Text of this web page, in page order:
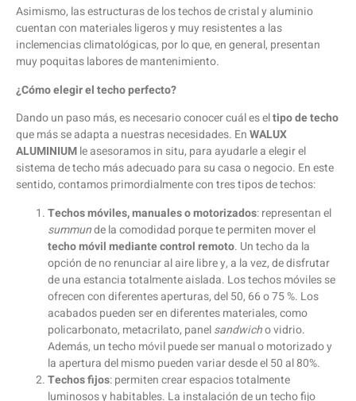
Asimismo, las estructuras de los techos de cristal y aluminio
cuentan con materiales ligeros y muy resistentes a las
inclemencias climatológicas, por lo que, en general, presentan
muy poquitas labores de mantenimiento.
¿Cómo elegir el techo perfecto?
Dando un paso más, es necesario conocer cuál es eltipo de techo
que más se adapta a nuestras necesidades. EnWALUX
ALUMINIUMle asesoramos in situ, para ayudarle a elegir el
sistema de techo más adecuado para su casa o negocio. En este
sentido, contamos primordialmente con tres tipos de techos:
Techos móviles, manuales o motorizados: representan el
summunde la comodidad porque te permiten mover el
techo móvil mediante control remoto. Un techo da la
opción de no renunciar al aire libre y, a la vez, de disfrutar
de una estancia totalmente aislada. Los techos móviles se
ofrecen con diferentes aperturas, del 50, 66 o 75 %. Los
acabados pueden ser en diferentes materiales, como
policarbonato, metacrilato, panelsandwicho vidrio.
Además, un techo móvil puede ser manual o motorizado y
la apertura del mismo pueden variar desde el 50 al 80%.
Techos fijos: permiten crear espacios totalmente
luminosos y habitables. La instalación de un techo fijo